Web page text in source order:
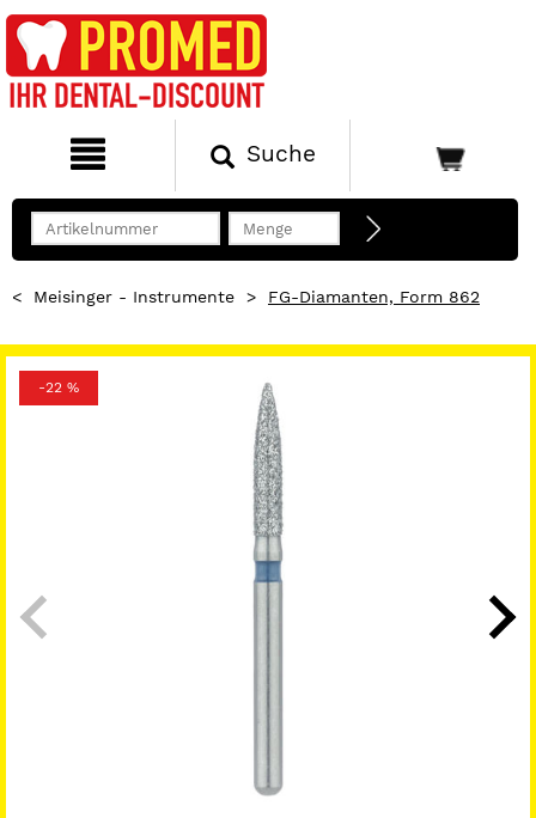
Suche
< Meisinger - Instrumente > FG-Diamanten, Form 862
-22 %